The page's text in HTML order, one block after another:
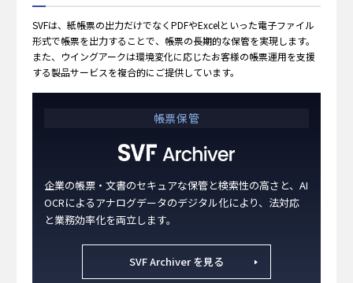
SVFは、紙帳票の出力だけでなくPDFやExcelといった電子ファイル
形式で帳票を出力することで、帳票の長期的な保管を実現します。
また、ウイングアークは環境変化に応じたお客様の帳票運用を支援
する製品サービスを複合的にご提供しています。
帳票保管
企業の帳票・文書のセキュアな保管と検索性の高さと、AI
OCRによるアナログデータのデジタル化により、法対応
と業務効率化を両立します。
SVF Archiver を見る